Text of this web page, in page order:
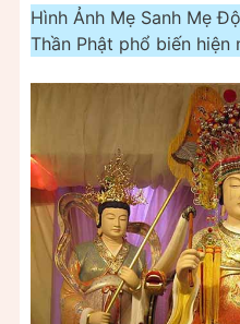
Hình Ảnh Mẹ Sanh Mẹ
Thần Phật phổ biến hiện